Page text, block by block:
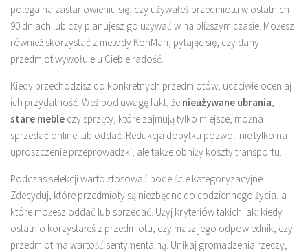
polega na zastanowieniu się, czy używałeś przedmiotu w ostatnich
90 dniach lub czy planujesz go używać w najbliższym czasie. Możesz
również skorzystać z metody KonMari, pytając się, czy dany
przedmiot wywołuje u Ciebie radość.
Kiedy przechodzisz do konkretnych przedmiotów, uczciwie oceniaj
ich przydatność. Weź pod uwagę fakt, że nieużywane ubrania
stare meble czy sprzęty, które zajmują tylko miejsce, można
sprzedać online lub oddać. Redukcja dobytku pozwoli nie tylko na
uproszczenie przeprowadzki, ale także obniży koszty transportu.
Podczas selekcji warto stosować podejście kategoryzacyjne.
Zdecyduj, które przedmioty są niezbędne do codziennego życia, a
które możesz oddać lub sprzedać. Użyj kryteriów takich jak: kiedy
ostatnio korzystałeś z przedmiotu, czy masz jego odpowiednik, czy
przedmiot ma wartość sentymentalną. Unikaj gromadzenia rzeczy,